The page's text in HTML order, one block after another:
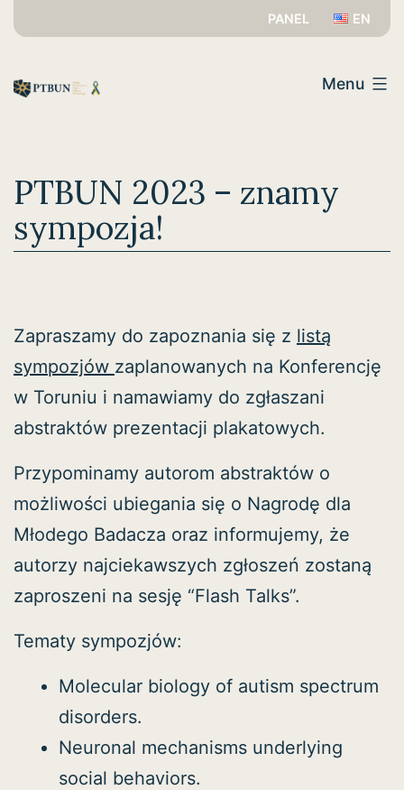
treści
PANEL EN
Menu
PTBUN 2023 – znamy
sympozja!
Zapraszamy do zapoznania się z listą
sympozjów zaplanowanych na Konferencję
w Toruniu i namawiamy do zgłaszani
abstraktów prezentacji plakatowych.
Przypominamy autorom abstraktów o
możliwości ubiegania się o Nagrodę dla
Młodego Badacza oraz informujemy, że
autorzy najciekawszych zgłoszeń zostaną
zaproszeni na sesję “Flash Talks”.
Tematy sympozjów:
Molecular biology of autism spectrum
disorders.
Neuronal mechanisms underlying
social behaviors.